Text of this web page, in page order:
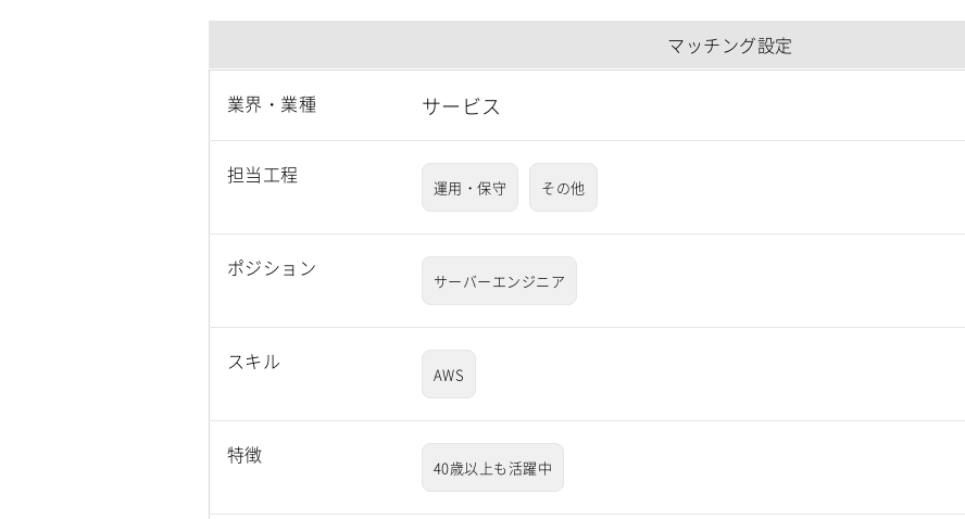
マッチング設定
業界・業種 サービス
担当工程
運用・保守 その他
ポジション
サーバーエンジニア
スキル
AWS
特徴
40歳以上も活躍中